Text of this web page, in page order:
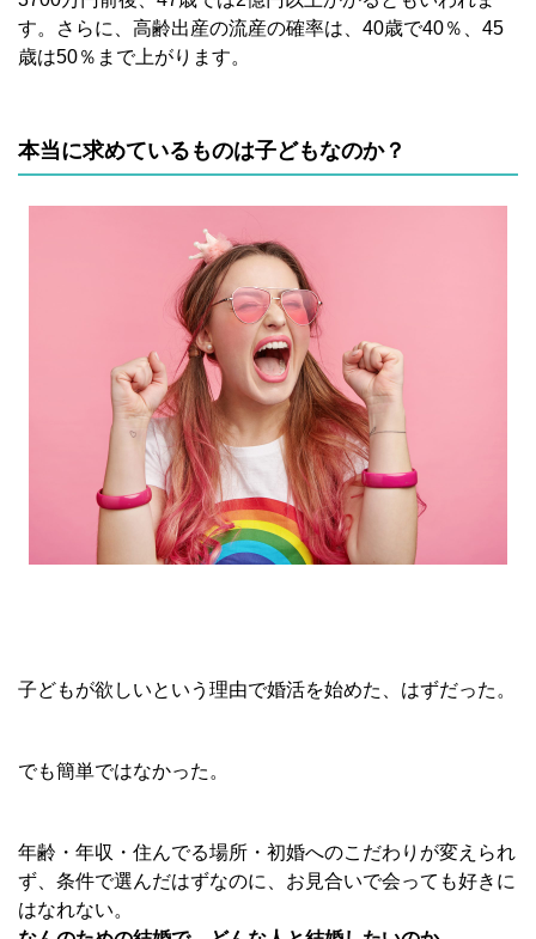
す。さらに、高齢出産の流産の確率は、40歳で40％、45
歳は50％まで上がります。
本当に求めているものは子どもなのか？
子どもが欲しいという理由で婚活を始めた、はずだった。
でも簡単ではなかった。
年齢・年収・住んでる場所・初婚へのこだわりが変えられ
ず、条件で選んだはずなのに、お見合いで会っても好きに
はなれない。